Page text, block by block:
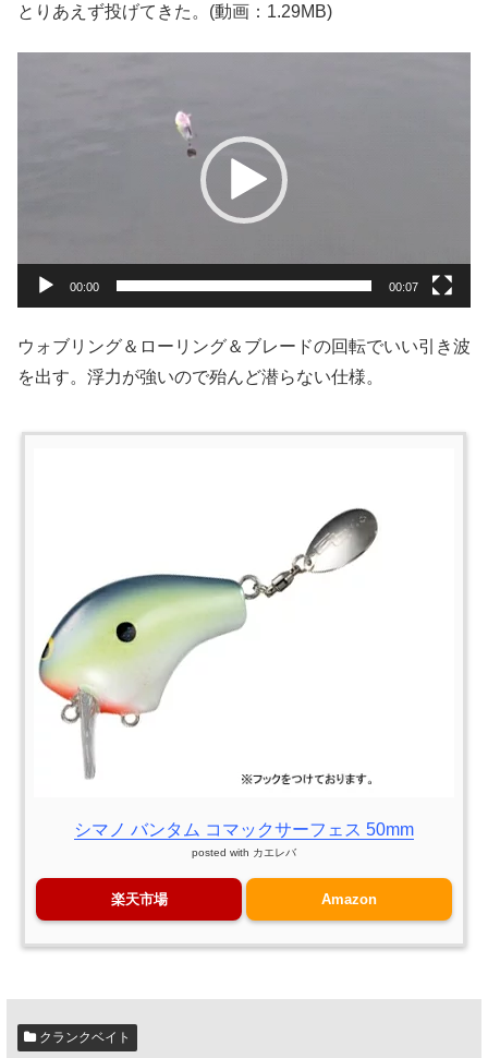
とりあえず投げてきた。(動画：1.29MB)
00:00 00:07
ウォブリング＆ローリング＆ブレードの回転でいい引き波
を出す。浮力が強いので殆んど潜らない仕様。
シマノ バンタム コマックサーフェス 50mm
posted with カエレバ
楽天市場 Amazon
クランクベイト